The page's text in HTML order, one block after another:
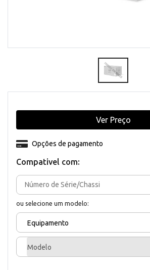
Compativel com:
ou selecione um modelo:
Equipamento
Modelo
Opções de pagamento
Ver Preço